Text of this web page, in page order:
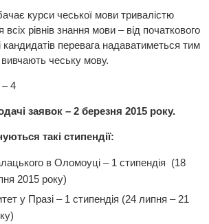
курси чеської мови тривалістю
рівнів знання мови – від початкового
кандидатів перевага надаватиметься тим
чеську мову.
– 4
заявок – 2 березня 2015 року.
такі стипендії:
в Оломоуці – 1 стипендія (18
2015 року)
у Празі – 1 стипендія (24 липня – 21